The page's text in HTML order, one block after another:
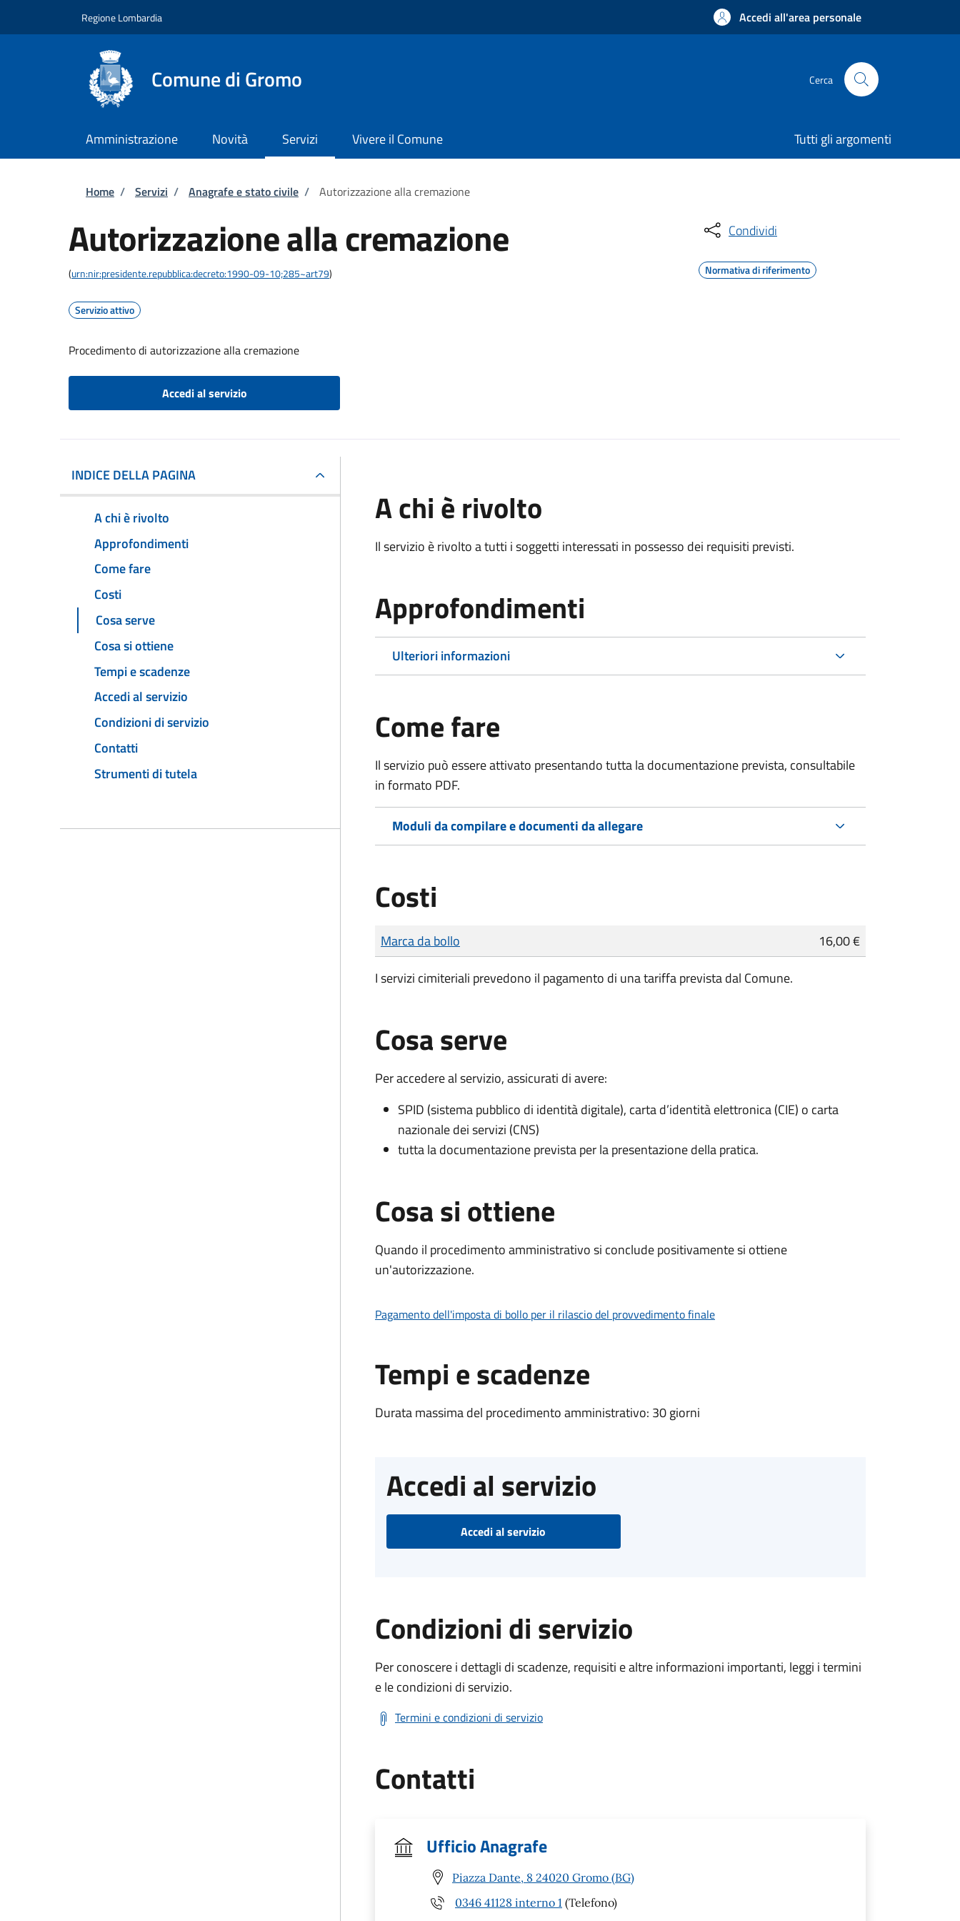
Regione Lombardia Accedi all'area personale
Comune di Gromo Cerca
Amministrazione Novità Servizi Vivere il Comune Tutti gli argomenti
Briciole di pane
Home / Servizi / Anagrafe e stato civile / Autorizzazione alla cremazione
Autorizzazione alla cremazione
(urn:nir:presidente.repubblica:decreto:1990-09-10;285~art79)
Servizio attivo
Procedimento di autorizzazione alla cremazione
Accedi al servizio
Condividi
Normativa di riferimento
INDICE DELLA PAGINA
A chi è rivolto
Approfondimenti
Come fare
Costi
Cosa serve
Cosa si ottiene
Tempi e scadenze
Accedi al servizio
Condizioni di servizio
Contatti
Strumenti di tutela
A chi è rivolto
Il servizio è rivolto a tutti i soggetti interessati in possesso dei requisiti previsti.
Approfondimenti
Ulteriori informazioni
Come fare
Il servizio può essere attivato presentando tutta la documentazione prevista, consultabile
in formato PDF.
Moduli da compilare e documenti da allegare
Costi
Tipo di pagamento
Importo
Marca da bollo
16,00 €
I servizi cimiteriali prevedono il pagamento di una tariffa prevista dal Comune.
Cosa serve
Per accedere al servizio, assicurati di avere:
SPID (sistema pubblico di identità digitale), carta d’identità elettronica (CIE) o carta
nazionale dei servizi (CNS)
tutta la documentazione prevista per la presentazione della pratica.
Cosa si ottiene
Quando il procedimento amministrativo si conclude positivamente si ottiene
un'autorizzazione.
Pagamento dell'imposta di bollo per il rilascio del provvedimento finale
Tempi e scadenze
Durata massima del procedimento amministrativo: 30 giorni
Accedi al servizio
Accedi al servizio
Condizioni di servizio
Per conoscere i dettagli di scadenze, requisiti e altre informazioni importanti, leggi i termini
e le condizioni di servizio.
Termini e condizioni di servizio
Contatti
Ufficio Anagrafe
Piazza Dante, 8 24020 Gromo (BG)
0346 41128 interno 1 (Telefono)